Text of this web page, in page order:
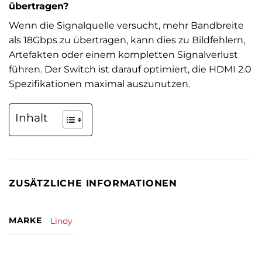
übertragen?
Wenn die Signalquelle versucht, mehr Bandbreite
als 18Gbps zu übertragen, kann dies zu Bildfehlern,
Artefakten oder einem kompletten Signalverlust
führen. Der Switch ist darauf optimiert, die HDMI 2.0
Spezifikationen maximal auszunutzen.
Inhalt
ZUSÄTZLICHE INFORMATIONEN
MARKE Lindy